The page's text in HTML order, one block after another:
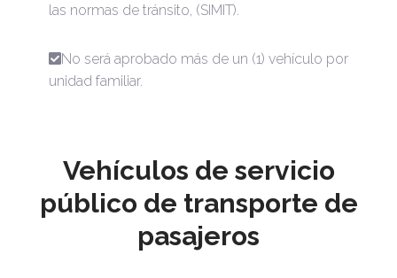
las normas de tránsito, (SIMIT).
No será aprobado más de un (1) vehículo por
unidad familiar.
Vehículos de servicio
público de transporte de
pasajeros